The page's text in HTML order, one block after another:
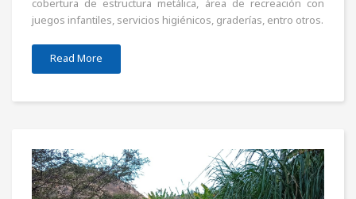
cobertura de estructura metálica, área de recreación con
juegos infantiles, servicios higiénicos, graderías, entro otros.
Read More